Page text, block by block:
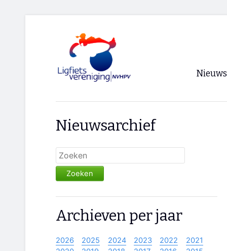
Nieuws
Nieuwsarchief
Zoeken
Archieven per jaar
2026 2025 2024 2023 2022
2021